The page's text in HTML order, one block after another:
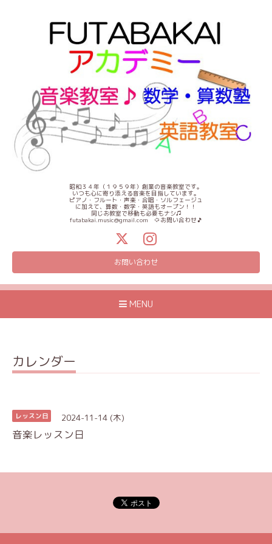
昭和３４年（１９５９年）創業の音楽教室です。
いつも心に寄り添える音楽を目指しています。
ピアノ・フルート・声楽・合唱・ソルフェージュ
に加えて、算数・数学・英語もオープン！！
同じお教室で移動も必要もナシ♫
futabakai.music@gmail.com ⇦お問い合わせ🎵
お問い合わせ
MENU
カレンダー
レッスン日 2024-11-14 (木)
音楽レッスン日